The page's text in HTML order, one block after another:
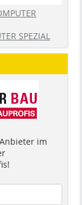
SPEZIAL
im